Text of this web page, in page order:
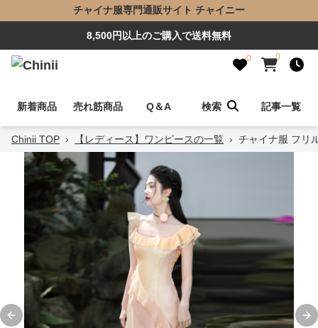
チャイナ服専門通販サイト チャイニー
8,500円以上のご購入で送料無料
0 0
新着商品 売れ筋商品 Q＆A 検索 記事一覧
Chinii TOP › 【レディース】ワンピースの一覧 › チャイナ服 フリ
Previous slide